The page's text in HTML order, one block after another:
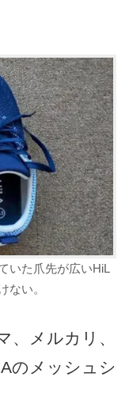
いた爪先が広いHiL
ない。
、メルカリ、
のメッシュシ